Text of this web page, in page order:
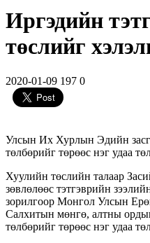
Иргэдийн
төслийг
2020-01-09 197 0
Улсын Их Хурлын Эдийн
төлбөрийг төрөөс нэг удаа
Хуулийн төслийн талаар
зөвлөлөөс тэтгэврийн
зорилгоор Монгол Улсын
Салхитын мөнгө, алтны
төлбөрийг төрөөс нэг удаа